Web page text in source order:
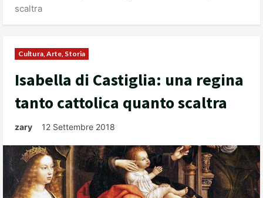
scaltra
Cultura, Arte, Storia
Isabella di Castiglia: una regina
tanto cattolica quanto scaltra
zary 12 Settembre 2018